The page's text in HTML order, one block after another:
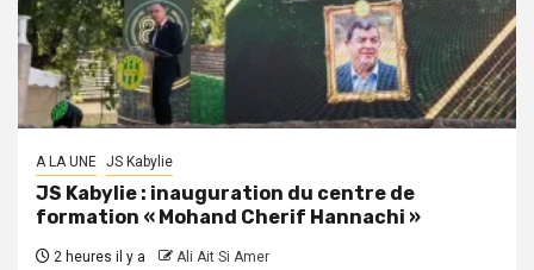
A LA UNE JS Kabylie
JS Kabylie : inauguration du centre de
formation « Mohand Cherif Hannachi »
2 heures il y a Ali Ait Si Amer